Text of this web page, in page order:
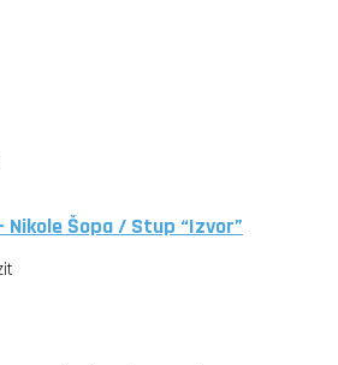
Šopa / Stup “Izvor”